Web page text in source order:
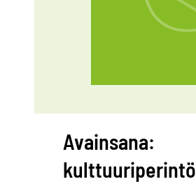
Avainsana:
kulttuuriperintö